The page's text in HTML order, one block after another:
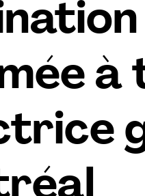
à